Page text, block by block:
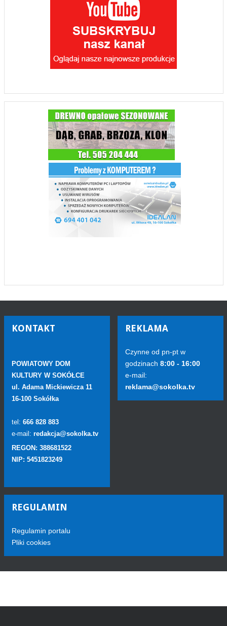
KONTAKT
POWIATOWY DOM
KULTURY W SOKÓŁCE
ul. Adama Mickiewicza 11
16-100 Sokółka
tel: 666 828 883
e-mail: redakcja@sokolka.tv
REGON: 388681522
NIP: 5451823249
REKLAMA
Czynne od pn-pt w
godzinach 8:00 - 16:00
e-mail:
reklama@sokolka.tv
REGULAMIN
Regulamin portalu
Pliki cookies